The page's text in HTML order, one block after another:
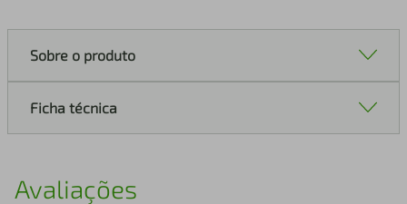
Sobre o produto
Ficha técnica
Avaliações